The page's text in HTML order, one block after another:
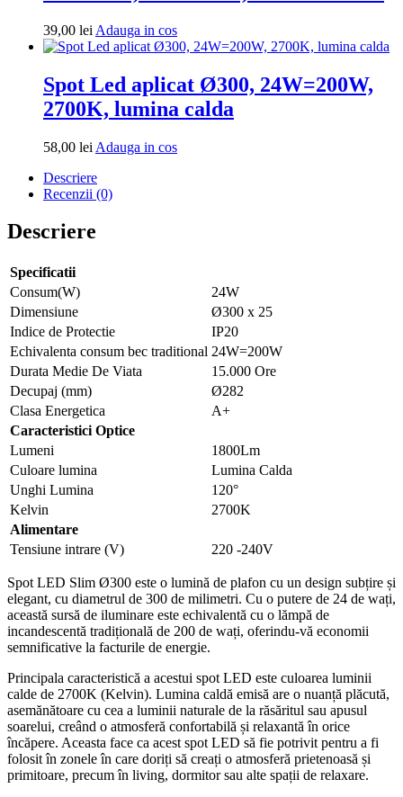
39,00 lei Adauga in cosAdauga
in
Spot Led aplicat Ø300, 24W=200W,
2700K, lumina calda
58,00 lei Adauga in cosAdauga
Descriere
Recenzii (0)
Descriere
Specificatii
Consum(W)
24W
Dimensiune
Ø300 x 25
Indice de Protectie
IP20
Echivalenta consum bec traditional 24W=200W
Durata Medie De Viata
15.000 Ore
Decupaj (mm)
Ø282
Clasa Energetica
A+
Caracteristici Optice
Lumeni
1800Lm
Culoare lumina
Lumina Calda
Unghi Lumina
120°
Kelvin
2700K
Alimentare
Tensiune intrare (V)
220 -240V
Spot LED Slim Ø300 este o lumină de plafon cu un design subțire și
elegant, cu diametrul de 300 de milimetri. Cu o putere de 24 de wați,
această sursă de iluminare este echivalentă cu o lămpă de
incandescentă tradițională de 200 de wați, oferindu-vă economii
semnificative la facturile de energie.
Principala caracteristică a acestui spot LED este culoarea luminii
calde de 2700K (Kelvin). Lumina caldă emisă are o nuanță plăcută,
asemănătoare cu cea a luminii naturale de la răsăritul sau apusul
soarelui, creând o atmosferă confortabilă și relaxantă în orice
încăpere. Aceasta face ca acest spot LED să fie potrivit pentru a fi
folosit în zonele în care doriți să creați o atmosferă prietenoasă și
primitoare, precum în living, dormitor sau alte spații de relaxare.